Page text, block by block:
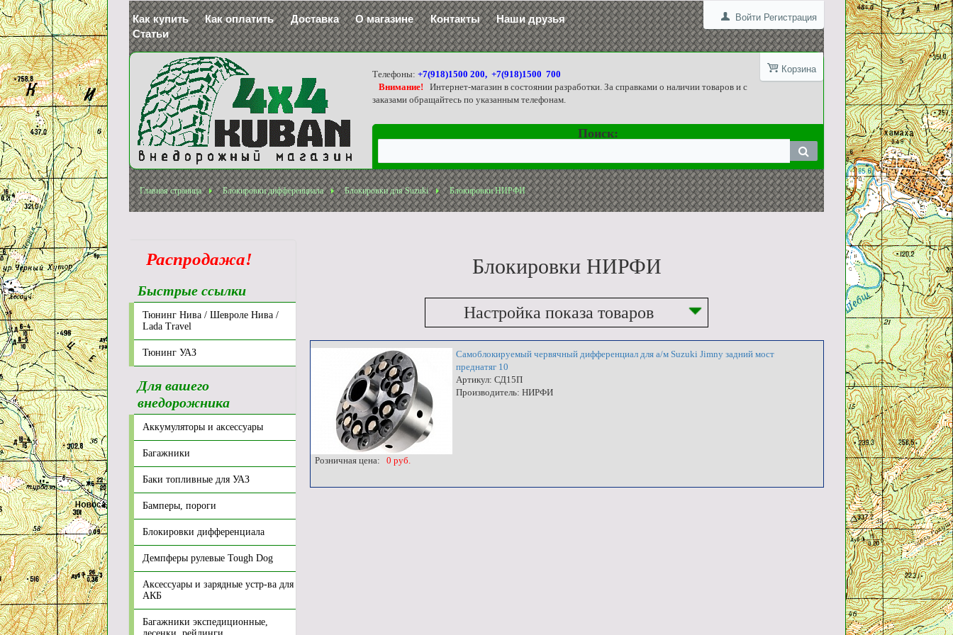
Войти Регистрация
Как купить Как оплатить Доставка О магазине Контакты
Наши друзья
Статьи
Корзина
Телефоны:+7(918)1500 200, +7(918)1500 700
Внимание!
Интернет-магазин в состоянии разработки. За справками о наличии товаров и с
заказами обращайтесь по указанным телефонам.
Поиск:
Главная страница Блокировки дифференциала Блокировки для Suzuki Блокировки НИРФИ
Блокировки НИРФИ
Настройка показа товаров
Самоблокируемый червячный дифференциал для а/м Suzuki Jimny задний мост
преднатяг 10
Артикул: СД15П
Производитель: НИРФИ
Розничная цена: 0 руб.
Распродажа!
Быстрые ссылки
Тюнинг Нива / Шевроле Нива /
Lada Travel
Тюнинг УАЗ
Для вашего
внедорожника
Аккумуляторы и аксессуары
Багажники
Баки топливные для УАЗ
Бамперы, пороги
Блокировки дифференциала
Демпферы рулевые Tough Dog
Аксессуары и зарядные устр-ва для
АКБ
Багажники экспедиционные,